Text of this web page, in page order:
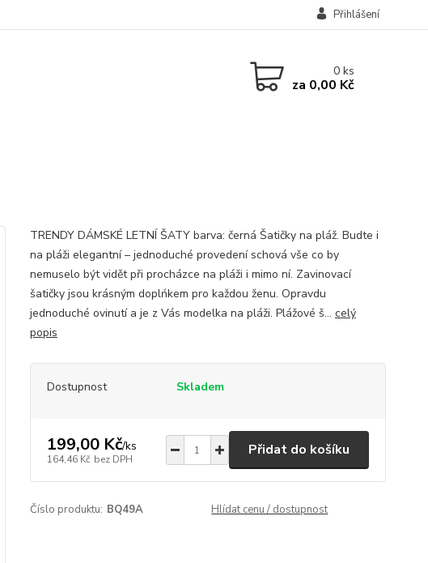
Přihlášení
0ks
za 0,00 Kč
TRENDY DÁMSKÉ LETNÍ ŠATY barva: černá Šatičky na pláž. Budte i
na pláži elegantní – jednoduché provedení schová vše co by
nemuselo být vidět při procházce na pláži i mimo ní. Zavinovací
šatičky jsou krásným doplńkem pro každou ženu. Opravdu
jednoduché ovinutí a je z Vás modelka na pláži. Plážové š... celý
popis
Dostupnost Skladem
199,00 Kč/ks
164,46 Kč bez DPH
Přidat do košíku
Číslo produktu: BQ49A Hlídat cenu / dostupnost